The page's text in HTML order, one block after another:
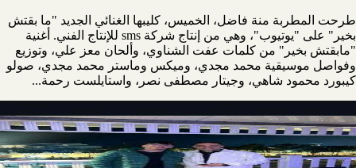
طرحت المطربة منة فاضل، الخميس، كليبها الغنائي الجديد "ما بقتش
بخير" على "يوتيوب"، وهي من إنتاج شركة sms للإنتاج الفني. أغنية
"مابقتش بخير" من كلمات عفت الشناوي، وألحان معز علي، وتوزيع
وفواصل موسيقية محمد مجدي، وميكس وماستر محمد مجدي، صولو
كيبورد محمود شاهي، وجيتار مصطفى نصر، واستايلست رحمة...